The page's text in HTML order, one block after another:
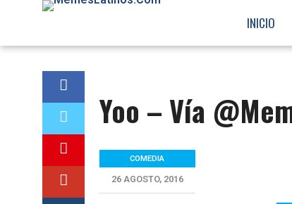
07150a12f228dc5ff3f6f7c8b99e23b1d7ffb9e2
INICIO
Yoo – Vía
COMEDIA
26 AGOSTO, 2016